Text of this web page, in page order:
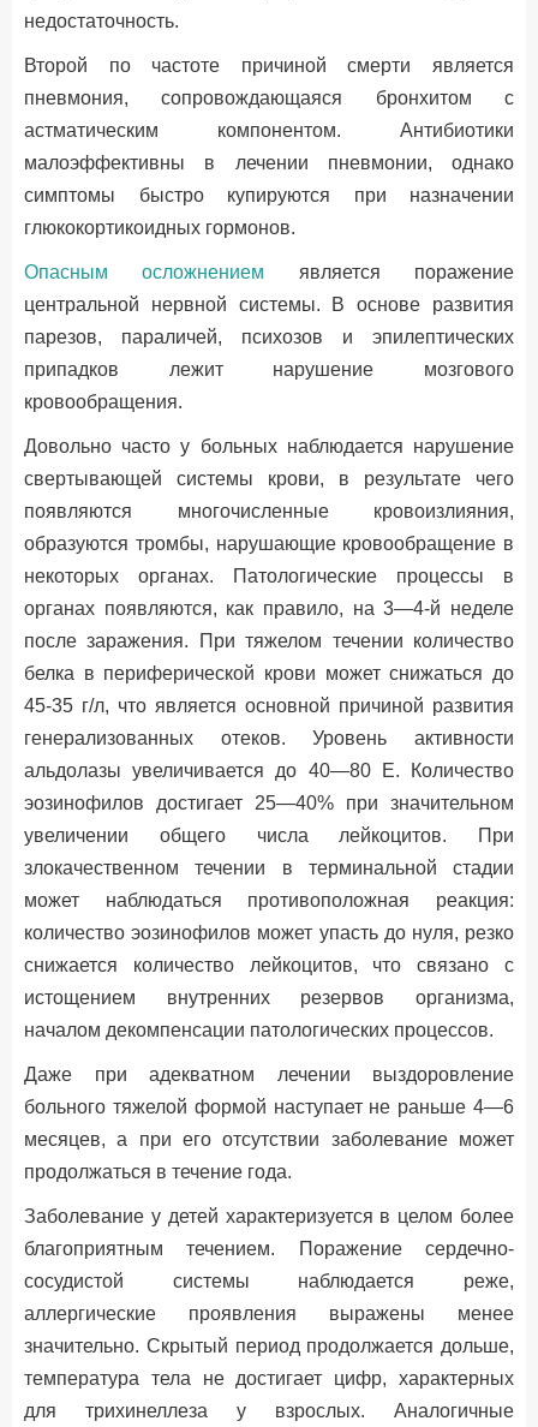
недостаточность.
Второй по частоте причиной смерти является
пневмония, сопровождающаяся бронхитом с
астматическим компонентом. Антибиотики
малоэффективны в лечении пневмонии, однако
симптомы быстро купируются при назначении
глюкокортикоидных гормонов.
Опасным осложнением является поражение
центральной нервной системы. В основе развития
парезов, параличей, психозов и эпилептических
припадков лежит нарушение мозгового
кровообращения.
Довольно часто у больных наблюдается нарушение
свертывающей системы крови, в результате чего
появляются многочисленные кровоизлияния,
образуются тромбы, нарушающие кровообращение в
некоторых органах. Патологические процессы в
органах появляются, как правило, на 3—4-й неделе
после заражения. При тяжелом течении количество
белка в периферической крови может снижаться до
45-35 г/л, что является основной причиной развития
генерализованных отеков. Уровень активности
альдолазы увеличивается до 40—80 Е. Количество
эозинофилов достигает 25—40% при значительном
увеличении общего числа лейкоцитов. При
злокачественном течении в терминальной стадии
может наблюдаться противоположная реакция:
количество эозинофилов может упасть до нуля, резко
снижается количество лейкоцитов, что связано с
истощением внутренних резервов организма,
началом декомпенсации патологических процессов.
Даже при адекватном лечении выздоровление
больного тяжелой формой наступает не раньше 4—6
месяцев, а при его отсутствии заболевание может
продолжаться в течение года.
Заболевание у детей характеризуется в целом более
благоприятным течением. Поражение сердечно-
сосудистой системы наблюдается реже,
аллергические проявления выражены менее
значительно. Скрытый период продолжается дольше,
температура тела не достигает цифр, характерных
для трихинеллеза у взрослых. Аналогичные